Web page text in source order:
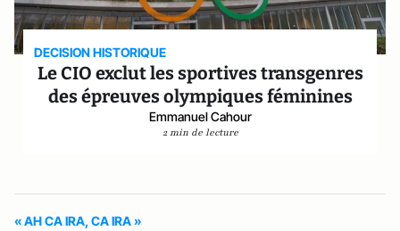
DECISION HISTORIQUE
Le CIO exclut les sportives transgenres
des épreuves olympiques féminines
Emmanuel Cahour
2 min de lecture
« AH CA IRA, CA IRA »